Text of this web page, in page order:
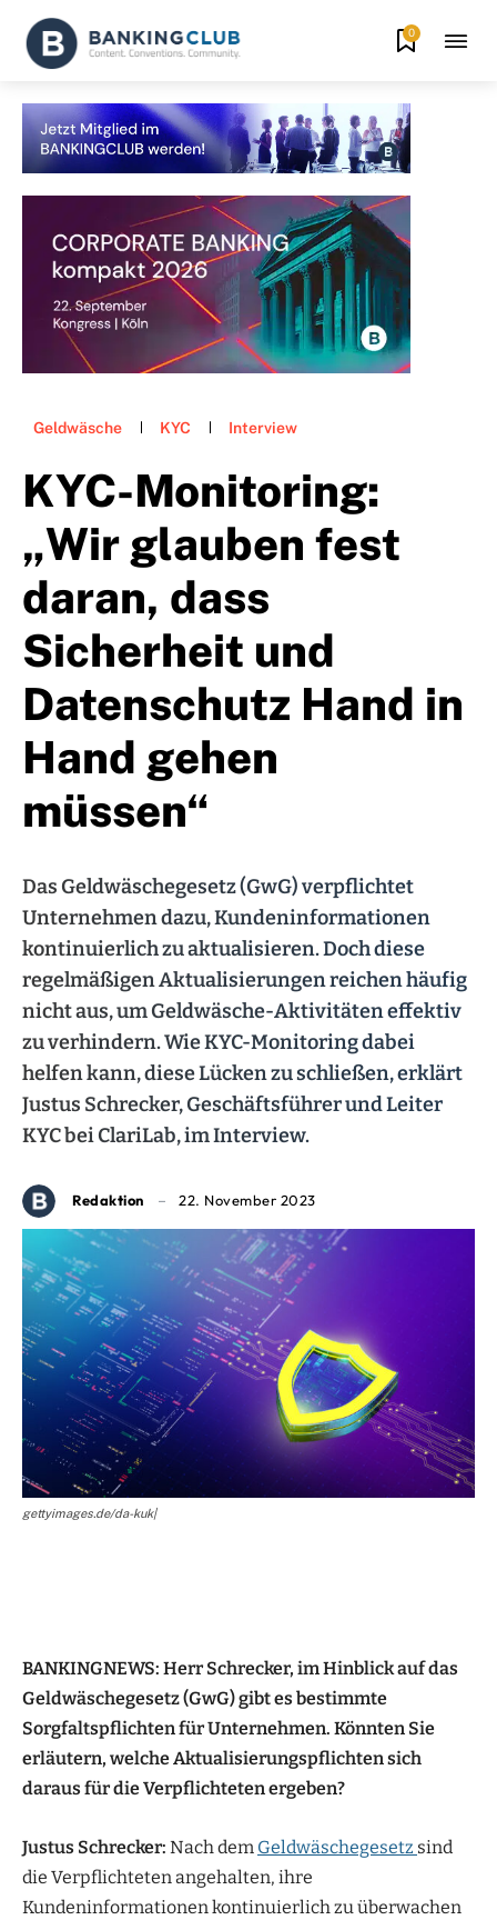
0
Geldwäsche KYC Interview
KYC-Monitoring:
„Wir glauben fest
daran, dass
Sicherheit und
Datenschutz Hand in
Hand gehen
müssen“
Das Geldwäschegesetz (GwG) verpflichtet
Unternehmen dazu, Kundeninformationen
kontinuierlich zu aktualisieren. Doch diese
regelmäßigen Aktualisierungen reichen häufig
nicht aus, um Geldwäsche-Aktivitäten effektiv
zu verhindern. Wie KYC-Monitoring dabei
helfen kann, diese Lücken zu schließen, erklärt
Justus Schrecker, Geschäftsführer und Leiter
KYC bei ClariLab, im Interview.
Redaktion 22. November 2023
gettyimages.de/da-kuk|
BANKINGNEWS: Herr Schrecker, im Hinblick auf das
Geldwäschegesetz (GwG) gibt es bestimmte
Sorgfaltspflichten für Unternehmen. Könnten Sie
erläutern, welche Aktualisierungspflichten sich
daraus für die Verpflichteten ergeben?
Justus Schrecker: Nach dem Geldwäschegesetz sind
die Verpflichteten angehalten, ihre
Kundeninformationen kontinuierlich zu überwachen